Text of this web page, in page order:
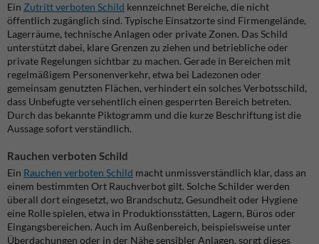
Ein Zutritt verboten Schild kennzeichnet Bereiche, die nicht
öffentlich zugänglich sind. Typische Einsatzorte sind Firmengelände,
Lagerräume, technische Anlagen oder private Zonen. Das Schild
unterstützt dabei, klare Grenzen zu ziehen und betriebliche oder
private Regelungen sichtbar zu machen. Gerade in Bereichen mit
regelmäßigem Personenverkehr, etwa bei Ladezonen oder
gemeinsam genutzten Flächen, verhindert ein solches Verbotsschild,
dass Unbefugte versehentlich einen gesperrten Bereich betreten.
Durch das bekannte Piktogramm und die kurze Beschriftung ist die
Aussage sofort verständlich.
Rauchen verboten Schild
Ein Rauchen verboten Schild macht unmissverständlich klar, dass an
einem bestimmten Ort Rauchverbot gilt. Solche Schilder werden
überall dort eingesetzt, wo Brandschutz, Gesundheit oder Hygiene
eine Rolle spielen, etwa in Produktionsstätten, Lagern, Büros oder
Eingangsbereichen. Auch im Außenbereich, beispielsweise unter
Überdachungen oder in der Nähe sensibler Anlagen, sorgt dieses